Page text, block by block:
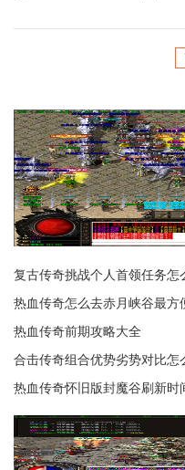
复古传奇挑战个人首领任务怎
热血传奇怎么去赤月峡谷最方
热血传奇前期攻略大全
合击传奇组合优势劣势对比怎
热血传奇怀旧版封魔谷刷新时